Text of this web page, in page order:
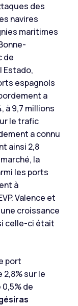
des
navires
maritimes
de
Estado,
espagnols
a
à 9,7 millions
le trafic
a connu
ainsi 2,8
la
les ports
à
Valence et
croissance
celle-ci était
port
2,8% sur le
de